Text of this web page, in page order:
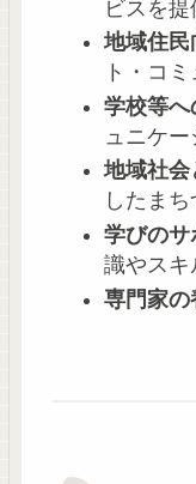
ビスを提
地域住
ト・コ
学校等へ
ュニケ
地域社会
したまち
学びの
識やスキ
専門家の